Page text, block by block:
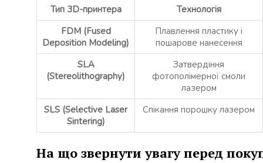
Тип 3D-принтера
Технологія
FDM (Fused
Deposition Modeling)
Плавлення пластику і
пошарове нанесення
SLA
(Stereolithography)
Затвердіння
фотополімерної смоли
лазером
SLS (Selective Laser
Sintering)
Спікання порошку лазером
На що звернути увагу перед